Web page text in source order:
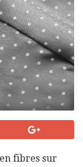
fibres sur